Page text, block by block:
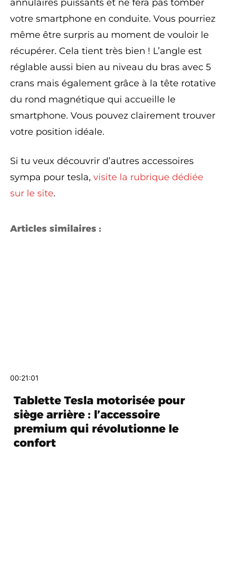
annulaires puissants et ne fera pas tomber
votre smartphone en conduite. Vous pourriez
même être surpris au moment de vouloir le
récupérer. Cela tient très bien ! L’angle est
réglable aussi bien au niveau du bras avec 5
crans mais également grâce à la tête rotative
du rond magnétique qui accueille le
smartphone. Vous pouvez clairement trouver
votre position idéale.
Si tu veux découvrir d’autres accessoires
sympa pour tesla, visite la rubrique dédiée
sur le site.
Articles similaires :
00:21:01
Tablette Tesla motorisée pour
siège arrière : l’accessoire
premium qui révolutionne le
confort